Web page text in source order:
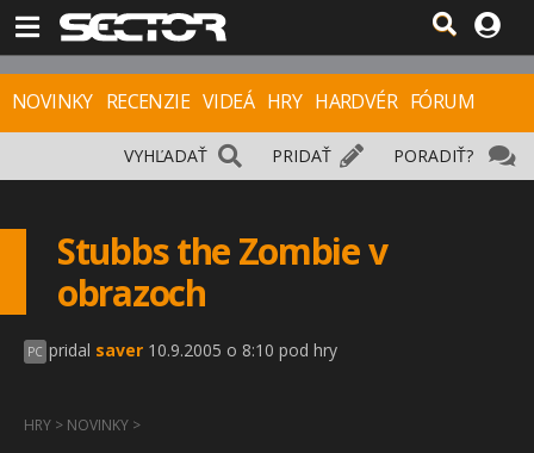
NOVINKY RECENZIE VIDEÁ HRY HARDVÉR FÓRUM
PORADIŤ?
PRIDAŤ
VYHĽADAŤ
Stubbs the Zombie v
obrazoch
PC pridal saver 10.9.2005 o 8:10 pod hry
HRY > NOVINKY >